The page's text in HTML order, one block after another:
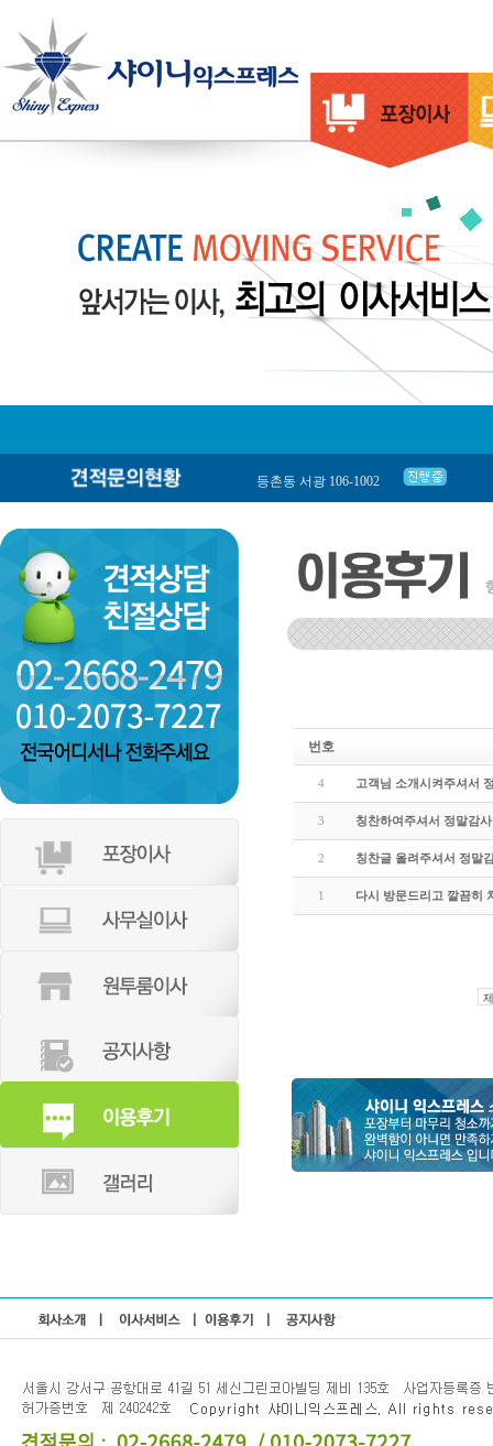
등촌동 서광 106-1002
인천 부평구 갈산2동 동남아파트
번호
4 고객님 소개시켜주셔서
3 칭찬하여주셔서 정말감
2 칭찬글 올려주셔서 정말
1 다시 방문드리고 깔끔히